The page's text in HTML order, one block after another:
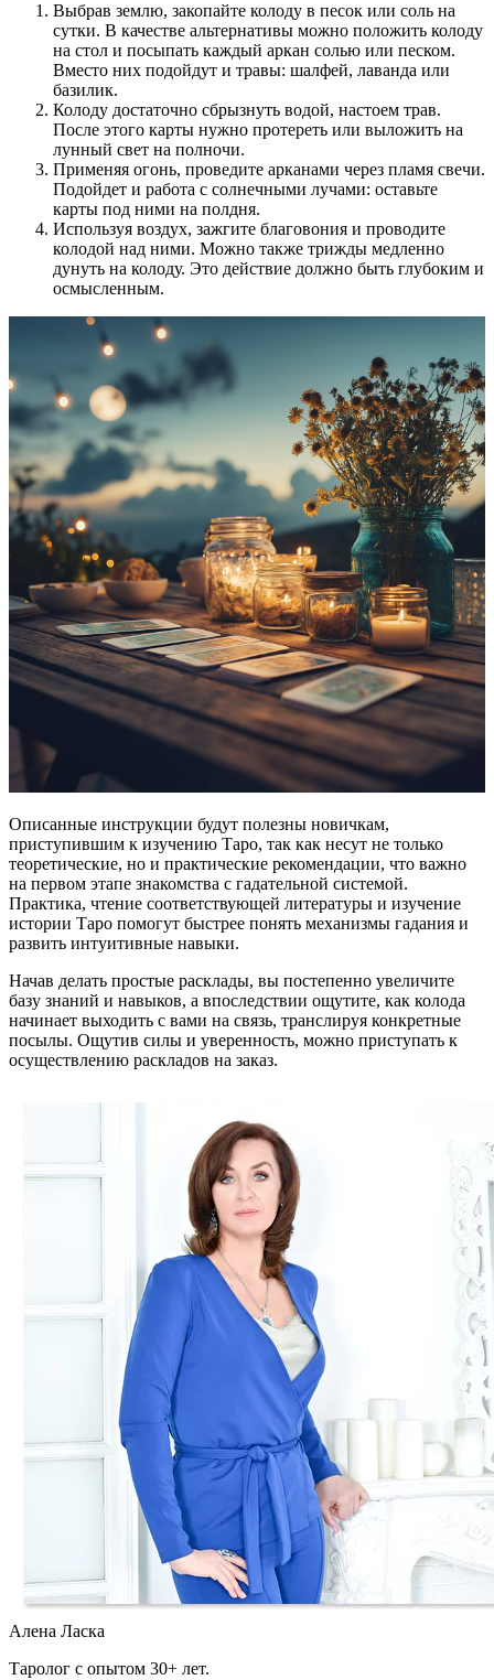
Выбрав землю, закопайте колоду в песок или соль на
сутки. В качестве альтернативы можно положить колоду
на стол и посыпать каждый аркан солью или песком.
Вместо них подойдут и травы: шалфей, лаванда или
базилик.
Колоду достаточно сбрызнуть водой, настоем трав.
После этого карты нужно протереть или выложить на
лунный свет на полночи.
Применяя огонь, проведите арканами через пламя свечи.
Подойдет и работа с солнечными лучами: оставьте
карты под ними на полдня.
Используя воздух, зажгите благовония и проводите
колодой над ними. Можно также трижды медленно
дунуть на колоду. Это действие должно быть глубоким и
осмысленным.
Описанные инструкции будут полезны новичкам,
приступившим к изучению Таро, так как несут не только
теоретические, но и практические рекомендации, что важно
на первом этапе знакомства с гадательной системой.
Практика, чтение соответствующей литературы и изучение
истории Таро помогут быстрее понять механизмы гадания и
развить интуитивные навыки.
Начав делать простые расклады, вы постепенно увеличите
базу знаний и навыков, а впоследствии ощутите, как колода
начинает выходить с вами на связь, транслируя конкретные
посылы. Ощутив силы и уверенность, можно приступать к
осуществлению раскладов на заказ.
Алена Ласка
Таролог с опытом 30+ лет.